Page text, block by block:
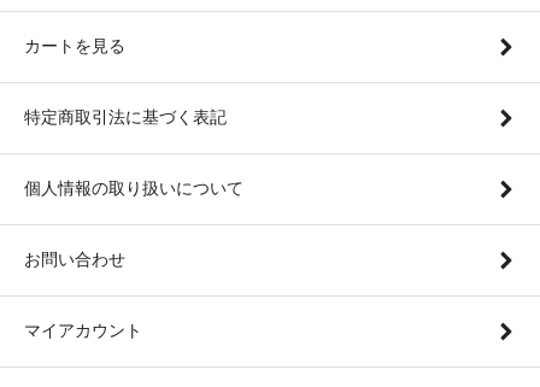
カートを見る
特定商取引法に基づく表記
個人情報の取り扱いについて
お問い合わせ
マイアカウント